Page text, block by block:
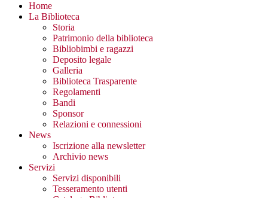
Home
La Biblioteca
Storia
Patrimonio della biblioteca
Bibliobimbi e ragazzi
Deposito legale
Galleria
Biblioteca Trasparente
Regolamenti
Bandi
Sponsor
Relazioni e connessioni
News
Iscrizione alla newsletter
Archivio news
Servizi
Servizi disponibili
Tesseramento utenti